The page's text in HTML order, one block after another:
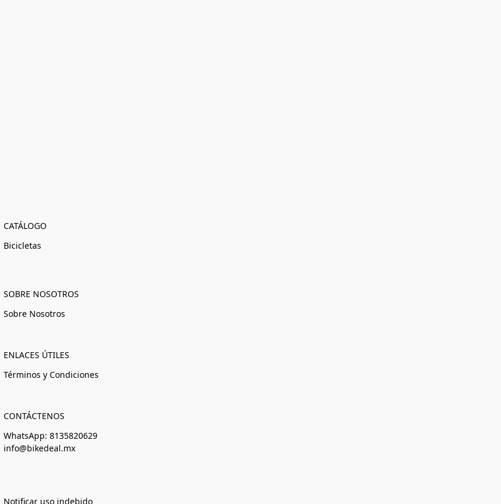
CATÁLOGO
Bicicletas
SOBRE NOSOTROS
Sobre Nosotros
ENLACES ÚTILES
Términos y Condiciones
CONTÁCTENOS
WhatsApp: 8135820629
info@bikedeal.mx
Notificar uso indebido